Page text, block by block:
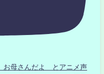
母さんだよ とアニメ声